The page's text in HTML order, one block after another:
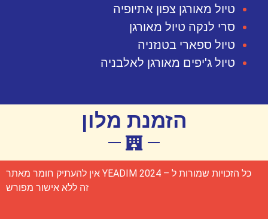
טיול מאורגן צפון אתיופיה
סרי לנקה טיול מאורגן
טיול ספארי בטנזניה
טיול ג'יפים מאורגן לאלבניה
הזמנת מלון
כל הזכויות שמורות ל – YEADIM 2024 אין להעתיק חומר מאתר
זה ללא אישור מפורש